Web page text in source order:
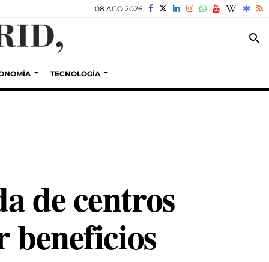
08 AGO 2026
search
TECNOLOGÍA
de centros
beneficios